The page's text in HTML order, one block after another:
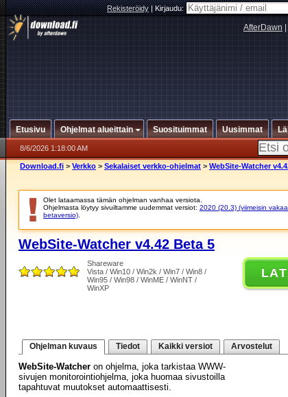
Rekisteröidy|Kirjaudu:
AfterDawn
Etusivu Ohjelmat alueittain Suosituimmat Uusimmat
8/6/2026 1:18:00 AM
Download.fi > Verkko > Sekalaiset verkko-ohjelmat > WebSite-Watcher
Olet lataamassa tämän ohjelman vanhaa versiota.
Ohjelmasta löytyy sivuiltamme uudemmat versiot: 2020 (20.3) (viimeisin
betaversio)
WebSite-Watcher v4.42 Beta 5
Shareware
Vista / Win10 / Win2k / Win7 / Win8 /
Win95 / Win98 / WinME / WinNT /
WinXP
Ohjelman kuvaus Tiedot Kaikki versiot Arvostelut
WebSite-Watcher on ohjelma, joka tarkistaa WWW-
sivujen monitorointiohjelma, joka huomaa sivustoilla
tapahtuvat muutokset automaattisesti.